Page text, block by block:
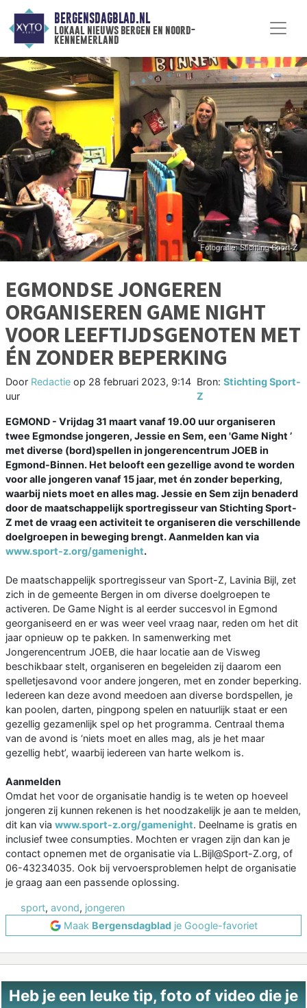
BERGENSDAGBLAD.NL
lokaal nieuws bergen en noord-
kennemerland
EGMONDSE JONGEREN
ORGANISEREN GAME NIGHT
VOOR LEEFTIJDSGENOTEN MET
ÉN ZONDER BEPERKING
Door Redactie op 28 februari 2023, 9:14
uur
Bron:Stichting Sport-
Z
EGMOND - Vrijdag 31 maart vanaf 19.00 uur organiseren
twee Egmondse jongeren, Jessie en Sem, een 'Game Night ’
met diverse (bord)spellen in jongerencentrum JOEB in
Egmond-Binnen. Het belooft een gezellige avond te worden
voor alle jongeren vanaf 15 jaar, met én zonder beperking,
waarbij niets moet en alles mag. Jessie en Sem zijn benaderd
door de maatschappelijk sportregisseur van Stichting Sport-
Z met de vraag een activiteit te organiseren die verschillende
doelgroepen in beweging brengt. Aanmelden kan via
www.sport-z.org/gamenight.
De maatschappelijk sportregisseur van Sport-Z, Lavinia Bijl, zet
zich in de gemeente Bergen in om diverse doelgroepen te
activeren. De Game Night is al eerder succesvol in Egmond
georganiseerd en er was weer veel vraag naar, reden om het dit
jaar opnieuw op te pakken. In samenwerking met
Jongerencentrum JOEB, die haar locatie aan de Visweg
beschikbaar stelt, organiseren en begeleiden zij daarom een
spelletjesavond voor andere jongeren, met en zonder beperking.
Iedereen kan deze avond meedoen aan diverse bordspellen, je
kan poolen, darten, pingpong spelen en natuurlijk staat er een
gezellig gezamenlijk spel op het programma. Centraal thema
van de avond is ‘niets moet en alles mag, als je het maar
gezellig hebt’, waarbij iedereen van harte welkom is.
Aanmelden
Omdat het voor de organisatie handig is te weten op hoeveel
jongeren zij kunnen rekenen is het noodzakelijk je aan te melden,
dit kan via www.sport-z.org/gamenight. Deelname is gratis en
inclusief twee consumpties. Mochten er vragen zijn dan kan je
contact opnemen met de organisatie via L.Bijl@Sport-Z.org, of
06-43234035. Ook bij vervoersproblemen helpt de organisatie
je graag aan een passende oplossing.
sport, avond, jongeren
Maak Bergensdagbladje Google-favoriet
Heb je een leuke tip, foto of video die je